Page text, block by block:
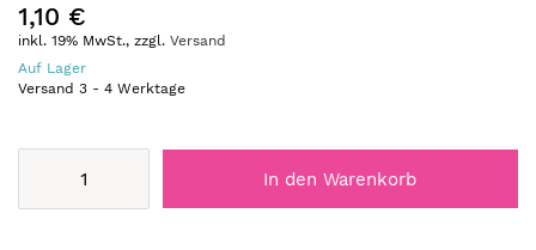
1,10 €
inkl. 19% MwSt., zzgl. Versand
Auf Lager
Versand 3 - 4 Werktage
In den Warenkorb